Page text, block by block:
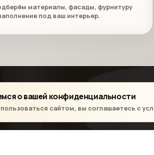
материалы, фасады, фурнитуру
под ваш интерьер.
о вашей конфиденциальности
сайтом, вы соглашаетесь с